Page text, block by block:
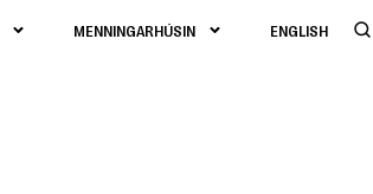
MENNINGARHÚSIN ENGLISH